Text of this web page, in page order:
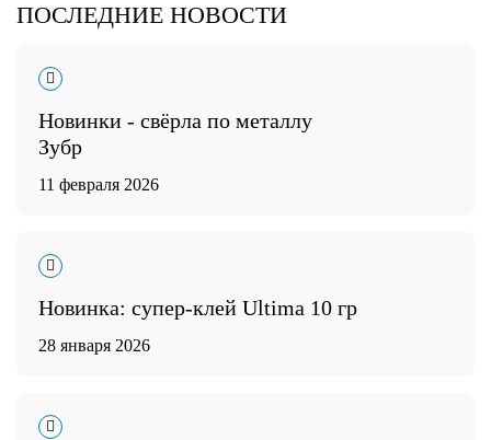
ПОСЛЕДНИЕ НОВОСТИ
Новинки - свёрла по металлу
Зубр
11 февраля 2026
Новинка: супер-клей Ultima 10 гр
28 января 2026